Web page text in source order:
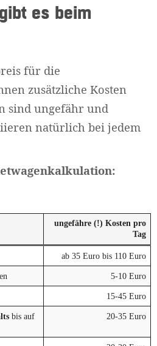
es beim
für die
zusätzliche Kosten
sind ungefähr und
natürlich bei jedem
ungefähre (!) Kosten pro
Tag
ab 35 Euro bis 110 Euro
5-10 Euro
15-45 Euro
bis auf
20-35 Euro